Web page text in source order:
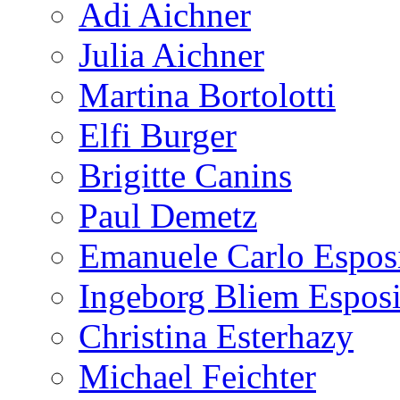
Adi Aichner
Julia Aichner
Martina Bortolotti
Elfi Burger
Brigitte Canins
Paul Demetz
Emanuele Carlo
Ingeborg Bliem
Christina Esterhazy
Michael Feichter